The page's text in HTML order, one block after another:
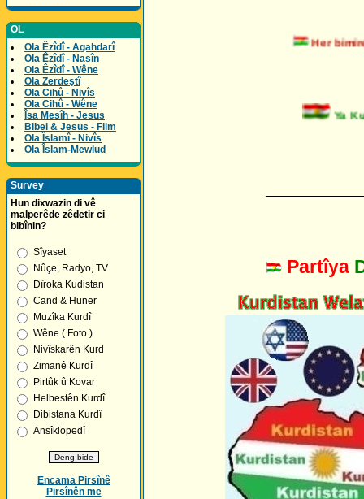
OL
Ola Êzîdî - Agahdarî
Ola Êzîdî - Nasîn
Ola Êzîdî - Wêne
Ola Zerdeştî
Ola Cihû - Nivîs
Ola Cihû - Wêne
Îsa Mesîh - Jesus
Bibel & Jesus - Film
Ola Îslamî - Nivîs
Ola Îslam-Mewlud
Survey
Hun dixwazin di vê
malperêde zêdetir ci
bibînin?
Sîyaset
Nûçe, Radyo, TV
Dîroka Kudistan
Cand & Huner
Muzîka Kurdî
Wêne ( Foto )
Nivîskarên Kurd
Zimanê Kurdî
Pirtûk û Kovar
Helbestên Kurdî
Dibistana Kurdî
Ansîklopedî
Encama Pirsînê
Pirsînên me
Her bimire
Ya
Partîya